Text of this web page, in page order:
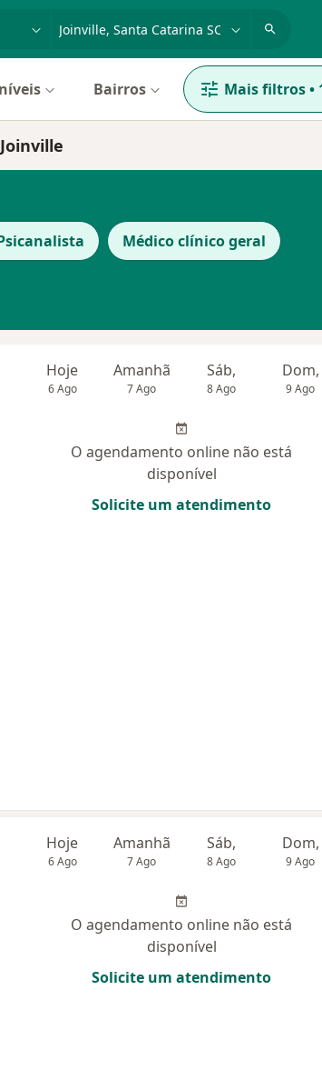
Bairros Mais filtros•
Médico clínico geral
Hoje
6 Ago
Amanhã
7 Ago
Sáb,
8 Ago
Dom,
9 Ago
O agendamento online não está
disponível
Solicite um atendimento
Hoje
6 Ago
Amanhã
7 Ago
Sáb,
8 Ago
Dom,
9 Ago
O agendamento online não está
disponível
Solicite um atendimento